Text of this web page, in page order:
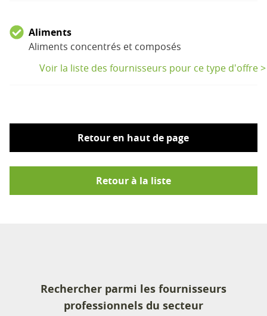
Aliments
Aliments concentrés et composés
Voir la liste des fournisseurs pour ce type d'offre >
Retour en haut de page
Retour à la liste
Rechercher parmi les fournisseurs
professionnels du secteur